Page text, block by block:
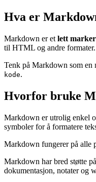
Hva er
Markdown er et lett
til HTML og andre formater.
Tenk på Markdown som en
kode.
Hvorfor bruke
Markdown er utrolig enkel
symboler for å formatere
Markdown fungerer på alle
Markdown har bred støtte
dokumentasjon, notater og